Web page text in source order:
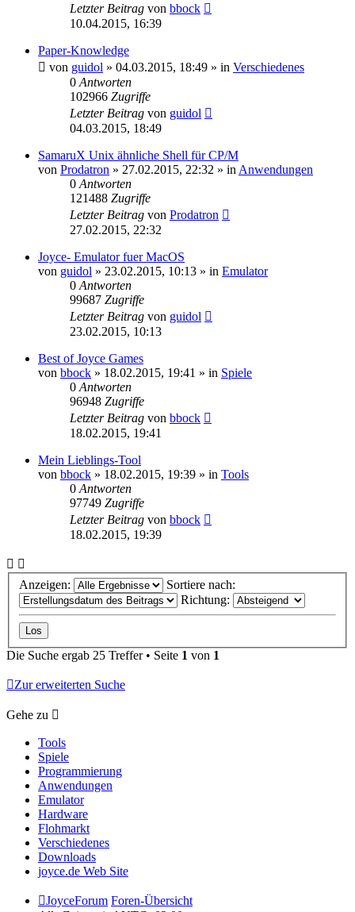
Letzter Beitrag von bbock
10.04.2015, 16:39
Paper-Knowledge
von guidol » 04.03.2015, 18:49 » in Verschiedenes
0 Antworten
102966 Zugriffe
Letzter Beitrag von guidol
04.03.2015, 18:49
SamaruX Unix ähnliche Shell für CP/M
von Prodatron » 27.02.2015, 22:32 » in Anwendungen
0 Antworten
121488 Zugriffe
Letzter Beitrag von Prodatron
27.02.2015, 22:32
Joyce- Emulator fuer MacOS
von guidol » 23.02.2015, 10:13 » in Emulator
0 Antworten
99687 Zugriffe
Letzter Beitrag von guidol
23.02.2015, 10:13
Best of Joyce Games
von bbock » 18.02.2015, 19:41 » in Spiele
0 Antworten
96948 Zugriffe
Letzter Beitrag von bbock
18.02.2015, 19:41
Mein Lieblings-Tool
von bbock » 18.02.2015, 19:39 » in Tools
0 Antworten
97749 Zugriffe
Letzter Beitrag von bbock
18.02.2015, 19:39
Anzeigen:
Sortiere nach:
Richtung:
Die Suche ergab 25 Treffer • Seite 1 von 1
Zur erweiterten Suche
Gehe zu
Tools
Spiele
Programmierung
Anwendungen
Emulator
Hardware
Flohmarkt
Verschiedenes
Downloads
joyce.de Web Site
JoyceForum Foren-Übersicht